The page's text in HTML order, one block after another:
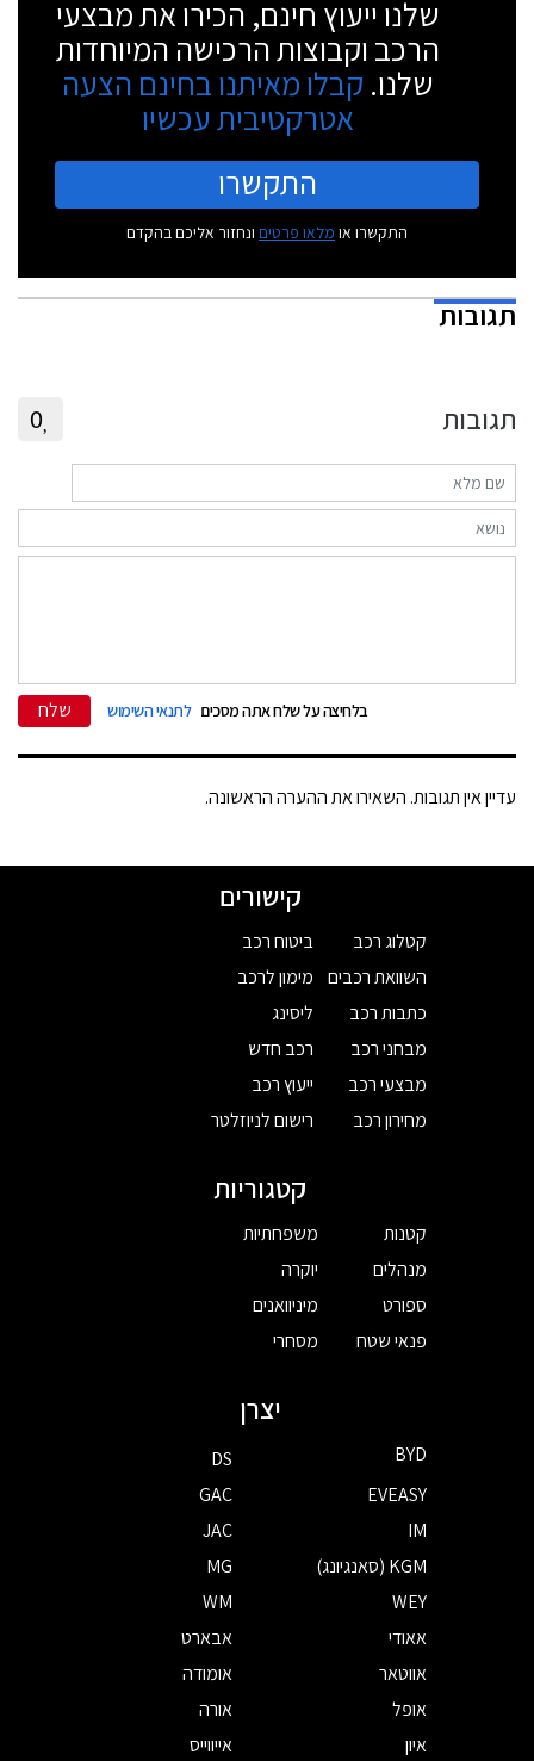
שלנו ייעוץ חינם, הכירו את מבצעי
הרכב וקבוצות הרכישה המיוחדות
שלנו. קבלו מאיתנו בחינם הצעה
אטרקטיבית עכשיו
התקשרו
התקשרו או מלאו פרטים ונחזור אליכם בהקדם
תגובות
תגובות 0
בלחיצה על שלח אתה מסכים לתנאי השימוש שלח
עדיין אין תגובות. השאירו את ההערה הראשונה.
קישורים
קטלוג רכב
השוואת רכבים
כתבות רכב
מבחני רכב
מבצעי רכב
מחירון רכב
ביטוח רכב
מימון לרכב
ליסינג
רכב חדש
ייעוץ רכב
רישום לניוזלטר
קטגוריות
קטנות
מנהלים
ספורט
פנאי שטח
משפחתיות
יוקרה
מיניוואנים
מסחרי
יצרן
BYD
DS
EVEASY
GAC
IM
JAC
KGM (סאנגיונג)
MG
WEY
WM
אאודי
אבארט
אווטאר
אומודה
אופל
אורה
איון
אייווייס